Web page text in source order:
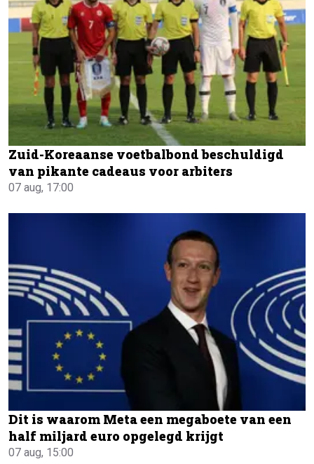
Zuid-Koreaanse voetbalbond beschuldigd
van pikante cadeaus voor arbiters
07 aug, 17:00
Dit is waarom Meta een megaboete van een
half miljard euro opgelegd krijgt
07 aug, 15:00